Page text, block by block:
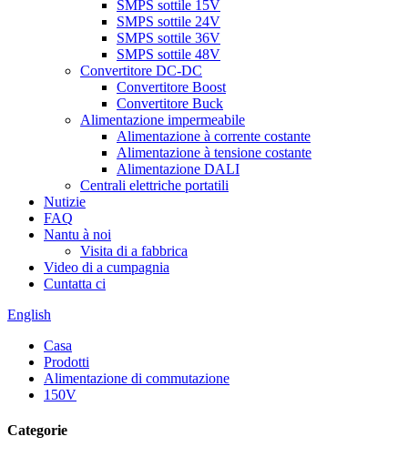
SMPS sottile 15V
SMPS sottile 24V
SMPS sottile 36V
SMPS sottile 48V
Convertitore DC-DC
Convertitore Boost
Convertitore Buck
Alimentazione impermeabile
Alimentazione à corrente costante
Alimentazione à tensione costante
Alimentazione DALI
Centrali elettriche portatili
Nutizie
FAQ
Nantu à noi
Visita di a fabbrica
Video di a cumpagnia
Cuntatta ci
English
Casa
Prodotti
Alimentazione di commutazione
150V
Categorie